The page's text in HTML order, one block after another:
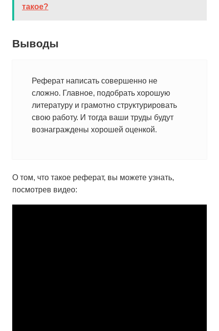
такое?
Выводы
Реферат написать совершенно не
сложно. Главное, подобрать хорошую
литературу и грамотно структурировать
свою работу. И тогда ваши труды будут
вознаграждены хорошей оценкой.
О том, что такое реферат, вы можете узнать,
посмотрев видео: